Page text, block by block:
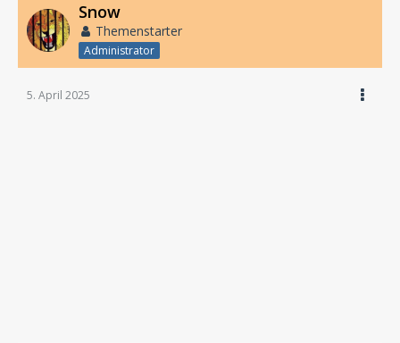
Snow
Themenstarter
Administrator
5. April 2025